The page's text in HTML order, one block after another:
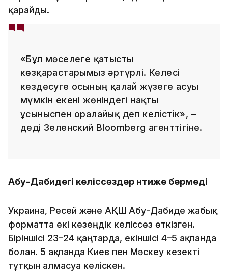
қарайды.
«Бұл мәселеге қатысты
көзқарастарымыз әртүрлі. Келесі
кездесуге осының қалай жүзеге асуы
мүмкін екені жөніндегі нақты
ұсыныспен оралайық деп келістік», –
деді Зеленский Bloomberg агенттігіне.
Абу-Дабидегі келіссөздер нәтиже бермеді
Украина, Ресей және АҚШ Абу-Дабиде жабық
форматта екі кезеңдік келіссөз өткізген.
Біріншісі 23–24 қаңтарда, екіншісі 4–5 ақпанда
болған. 5 ақпанда Киев пен Мәскеу кезекті
тұтқын алмасуға келіскен.